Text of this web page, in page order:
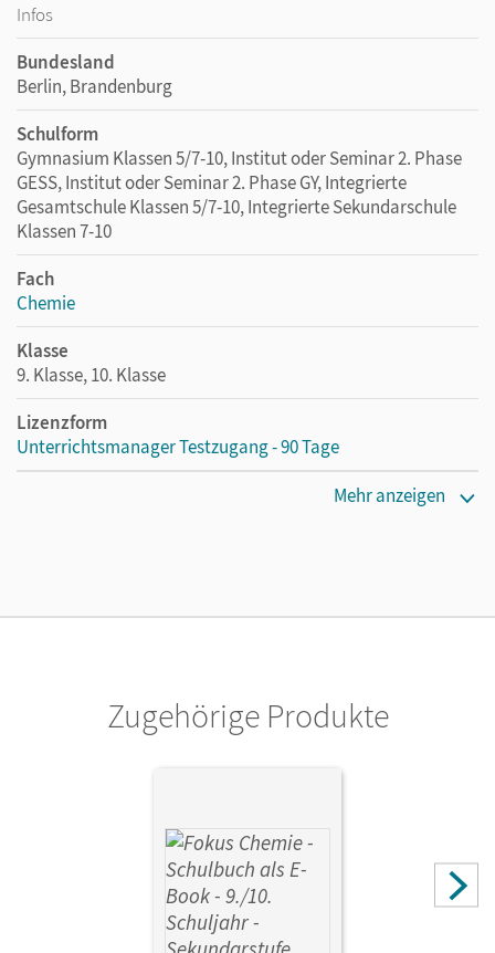
Infos
Bundesland
Berlin, Brandenburg
Schulform
Gymnasium Klassen 5/7-10, Institut oder Seminar 2. Phase
GESS, Institut oder Seminar 2. Phase GY, Integrierte
Gesamtschule Klassen 5/7-10, Integrierte Sekundarschule
Klassen 7-10
Fach
Chemie
Klasse
9. Klasse, 10. Klasse
Lizenzform
Unterrichtsmanager Testzugang - 90 Tage
Unterrichtsmanager 90 Tage lang zu testen.
Mehr anzeigen
Zugehörige Produkte